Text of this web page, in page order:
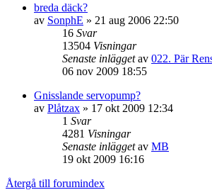
breda däck?
av SonphE » 21 aug 2006 22:50
16 Svar
13504 Visningar
Senaste inläggetav 022. Pär
06 nov 2009 18:55
Gnisslande servopump?
av Plåtzax » 17 okt 2009 12:34
1 Svar
4281 Visningar
Senaste inläggetav MB
19 okt 2009 16:16
Återgå till forumindex